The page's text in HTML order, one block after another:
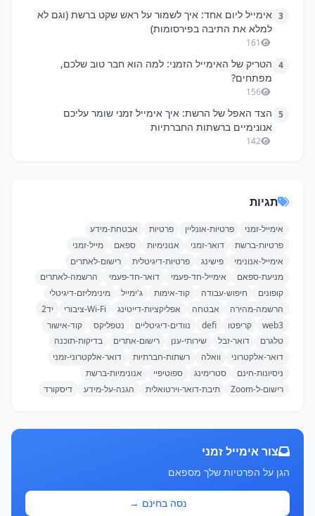
3 אימייל ליום אחד: איך לשמור על ראש שקט ברשת (וגם לא
למלא את התיבה בפירסומות)
161
4 הטריק של האימייל הזמני: למה הוא חבר טוב שלכם,
מפתחים?
156
5 הצד האפל של הרשת: איך אימייל זמני שומר עליכם
אנונימיים ברשתות החברתיות
142
תגיות
אימייל-זמני פרטיות-אונליין פרטיות
אבטחת-מידע
פרטיות-ברשת
דואר-זמני אנונימיות ספאם
מייל-זמני
אימייל-אנונימי
פישינג פרטיות-דיגיטלית
רישום-לאתרים
מניעת-ספאם
אימייל-חד-פעמי דואר-חד-פעמי
הרשמה-לאתרים
קופונים
חיפוש-עבודה קוד-אימות ג'ימייל
מינימליזם-דיגיטלי
הרשמה-מהירה
אבטחה אפליקציות-דייטינג Wi-Fi-ציבורי
יד2
web3
קריפטו defi נוודים-דיגיטליים נטפליקס
קוד-אישור
טלגרם
דואר-זבל שירותי-ענן רישום-אתרים
בדיקות-תוכנה
דואר-אלקטרוני
וואלה רשתות-חברתיות
דואר-אלקטרוני-זמני
ניסיונות-חינם
סטרימינג ספוטיפיי
אנונימיות-ברשת
רישום-ל-Zoom
תיבת-דואר-וירטואלית הגנה-על-מידע דיסקורד
צור אימייל זמני
הגן על הפרטיות שלך מספאם
נסה בחינם →